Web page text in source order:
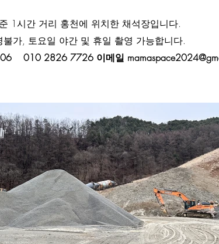
1시간 거리 홍천에 위치한 채석장입니다.
불가, 토요일 야간 및 휴일 촬영 가능합니다.
010 2826 7726 이메일